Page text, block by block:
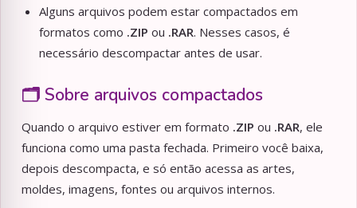
Alguns arquivos podem estar compactados em
formatos como .ZIP ou .RAR. Nesses casos, é
necessário descompactar antes de usar.
🗂️ Sobre arquivos compactados
Quando o arquivo estiver em formato .ZIP ou .RAR, ele
funciona como uma pasta fechada. Primeiro você baixa,
depois descompacta, e só então acessa as artes,
moldes, imagens, fontes ou arquivos internos.